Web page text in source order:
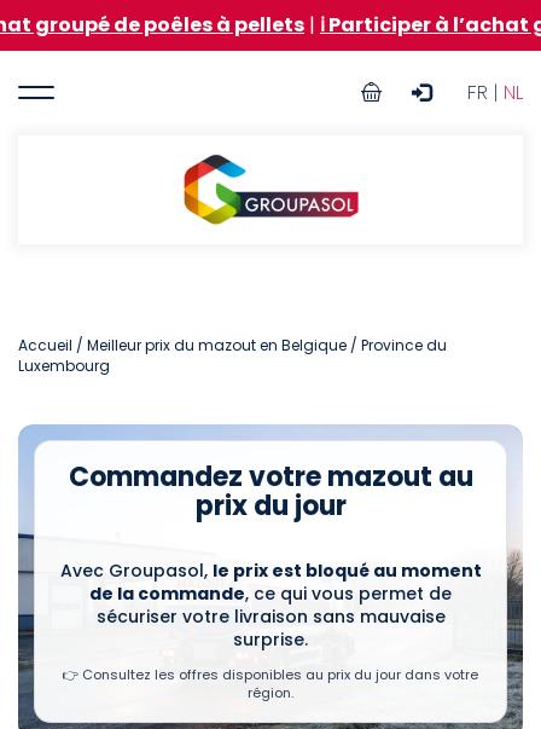
Aller
au
principal
de poêles à pellets|ℹ️ Participer à l’achat groupé
FR | NL
User
Groupasol
Accueil / Meilleur prix du mazout en Belgique / Province du
Luxembourg
Commandez votre mazout au
prix du jour
Avec Groupasol, le prix est bloqué au moment
de la commande, ce qui vous permet de
sécuriser votre livraison sans mauvaise
surprise.
👉 Consultez les offres disponibles au prix du jour dans votre
région.